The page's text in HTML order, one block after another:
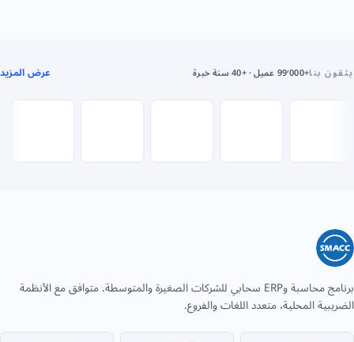
يثقون بنا+99٬000 عميل · +40 سنة خبرة عرض المزيد
برنامج محاسبة وERP سحابي للشركات الصغيرة والمتوسطة. متوافق مع الأنظمة
الضريبية المحلية، متعدد اللغات والفروع.